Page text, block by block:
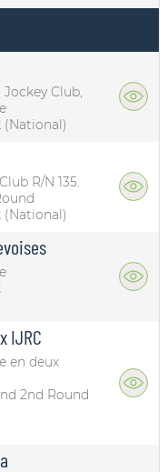
Jockey Club,
(National)
R/N 135.
(National)
IJRC
en deux
2nd Round